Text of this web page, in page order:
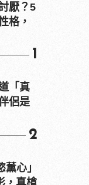
厭？5
格，
1
「真
侶是
2
心」
，真槍